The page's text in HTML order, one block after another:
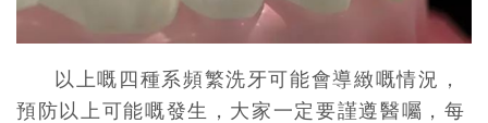
以上嘅四種系頻繁洗牙可能會導緻嘅情況，
預防以上可能嘅發生，大家一定要謹遵醫囑，每